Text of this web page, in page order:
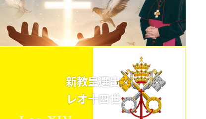
新教皇選出
レオ十四世